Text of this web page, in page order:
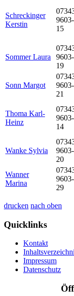
Schreckinger
Kerstin
9603-
15
Sommer Laura
9603-
19
Sonn Margot
9603-
21
Thoma Karl-
Heinz
9603-
14
Wanke Sylvia
9603-
20
Wanner
Marina
9603-
29
drucken nach oben
Quicklinks
Kontakt
Impressum
Datenschutz